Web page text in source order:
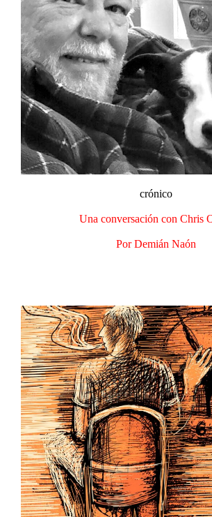
crónico
Una conversación con Chris
Por Demián Naón​